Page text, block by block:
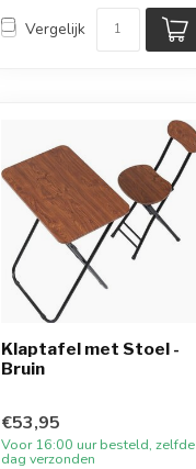
Vergelijk
Klaptafel met Stoel -
Bruin
€53,95
Voor 16:00 uur besteld, zelfde
dag verzonden